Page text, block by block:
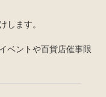
します。
ベントや百貨店催事限